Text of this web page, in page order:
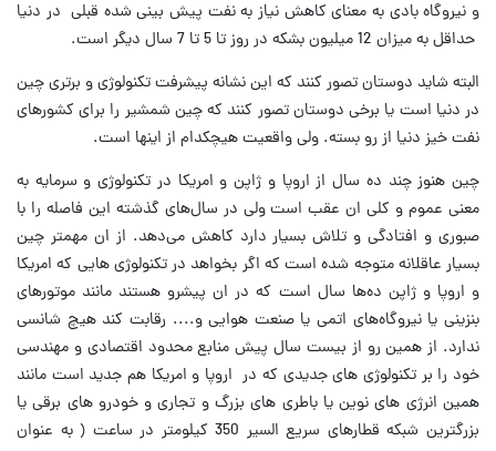
و نیروگاه بادی به معنای کاهش نیاز به نفت پیش بینی شده قبلی در دنیا
حداقل به میزان 12 میلیون بشکه در روز تا 5 تا 7 سال دیگر است.
البته شاید دوستان تصور کنند که این نشانه پیشرفت تکنولوژی و برتری چین
در دنیا است یا برخی دوستان تصور کنند که چین شمشیر را برای کشورهای
نفت خیز دنیا از رو بسته. ولی واقعیت هیچکدام از اینها است.
چین هنوز چند ده سال از اروپا و ژاپن و امریکا در تکنولوژی و سرمایه به
معنی عموم و کلی ان عقب است ولی در سال‌های گذشته این فاصله را با
صبوری و افتادگی و تلاش بسیار دارد کاهش می‌دهد. از ان مهمتر چین
بسیار عاقلانه متوجه شده است که اگر بخواهد در تکنولوژی هایی که امریکا
و اروپا و ژاپن ده‌ها سال است که در ان پیشرو هستند مانند موتورهای
بنزینی یا نیروگاه‌های اتمی یا صنعت هوایی و.... رقابت کند هیچ شانسی
ندارد. از همین رو از بیست سال پیش منابع محدود اقتصادی و مهندسی
خود را بر تکنولوژی های جدیدی که در اروپا و امریکا هم جدید است مانند
همین انرژی های نوین یا باطری های بزرگ و تجاری و خودرو های برقی یا
بزرگترین شبکه قطارهای سریع السیر 350 کیلومتر در ساعت ( به عنوان